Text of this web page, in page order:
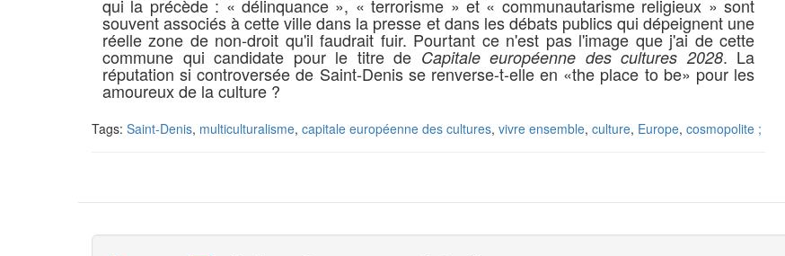
qui la précède : « délinquance », « terrorisme » et « communautarisme religieux » sont
souvent associés à cette ville dans la presse et dans les débats publics qui dépeignent une
réelle zone de non-droit qu'il faudrait fuir. Pourtant ce n'est pas l'image que j'ai de cette
commune qui candidate pour le titre de Capitale européenne des cultures 2028. La
réputation si controversée de Saint-Denis se renverse-t-elle en «the place to be» pour les
amoureux de la culture ?
Tags: Saint-Denis, multiculturalisme, capitale européenne des cultures, vivre ensemble, culture, Europe, cosmopolite ;